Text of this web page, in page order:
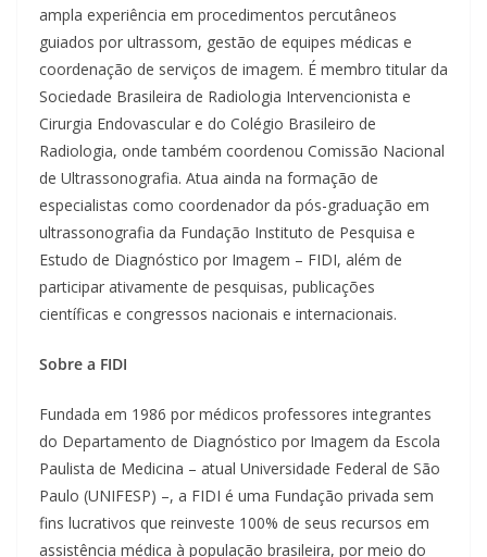
ampla experiência em procedimentos percutâneos
guiados por ultrassom, gestão de equipes médicas e
coordenação de serviços de imagem. É membro titular da
Sociedade Brasileira de Radiologia Intervencionista e
Cirurgia Endovascular e do Colégio Brasileiro de
Radiologia, onde também coordenou Comissão Nacional
de Ultrassonografia. Atua ainda na formação de
especialistas como coordenador da pós-graduação em
ultrassonografia da Fundação Instituto de Pesquisa e
Estudo de Diagnóstico por Imagem – FIDI, além de
participar ativamente de pesquisas, publicações
científicas e congressos nacionais e internacionais.
Sobre a FIDI
Fundada em 1986 por médicos professores integrantes
do Departamento de Diagnóstico por Imagem da Escola
Paulista de Medicina – atual Universidade Federal de São
Paulo (UNIFESP) –, a FIDI é uma Fundação privada sem
fins lucrativos que reinveste 100% de seus recursos em
assistência médica à população brasileira, por meio do